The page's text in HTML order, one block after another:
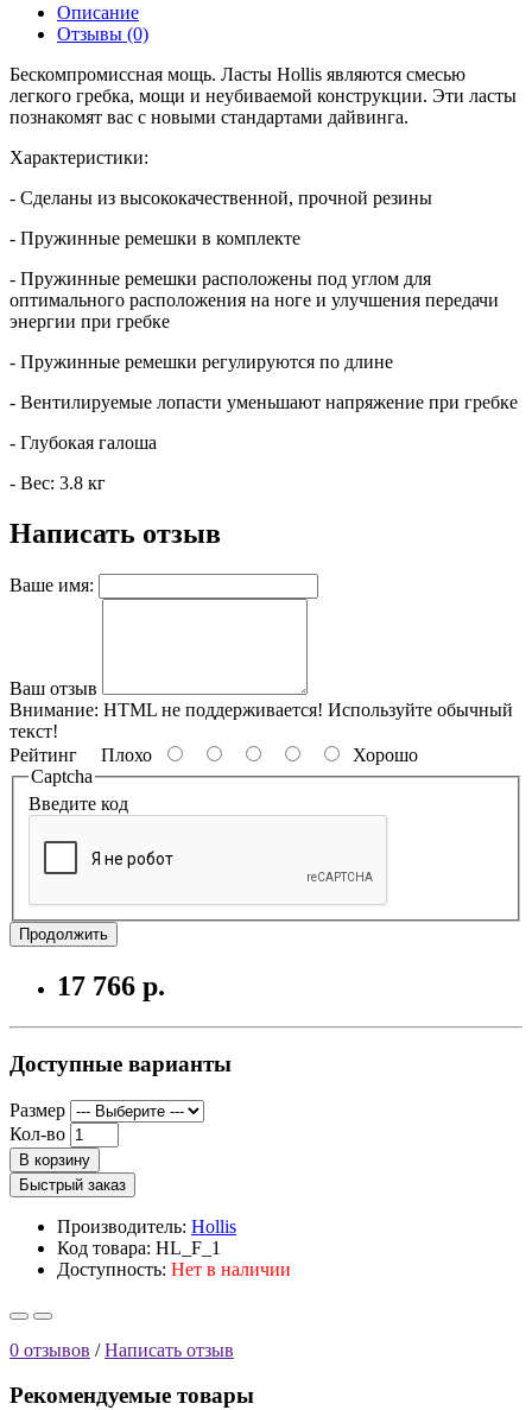
Описание
Отзывы (0)
Бескомпромиссная мощь. Ласты Hollis являются смесью
легкого гребка, мощи и неубиваемой конструкции. Эти ласты
познакомят вас с новыми стандартами дайвинга.
Характеристики:
- Сделаны из высококачественной, прочной резины
- Пружинные ремешки в комплекте
- Пружинные ремешки расположены под углом для
оптимального расположения на ноге и улучшения передачи
энергии при гребке
- Пружинные ремешки регулируются по длине
- Вентилируемые лопасти уменьшают напряжение при гребке
- Глубокая галоша
- Вес: 3.8 кг
Написать отзыв
Ваше имя:
Ваш отзыв
Внимание: HTML не поддерживается! Используйте обычный
текст!
Рейтинг Плохо
Хорошо
Captcha
Введите код
Продолжить
17 766 р.
Доступные варианты
Размер
Кол-во
В корзину
Быстрый заказ
Производитель: Hollis
Код товара: HL_F_1
Доступность: Нет в наличии
0 отзывов /Написать отзыв
Рекомендуемые товары